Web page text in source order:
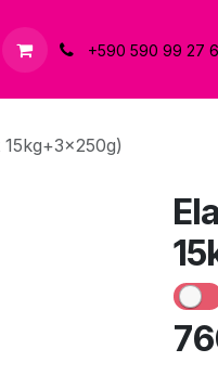
Contactez-nous+590 590 99 27